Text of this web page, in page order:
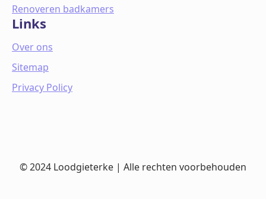
Renoveren badkamers
Links
Over ons
Sitemap
Privacy Policy
© 2024 Loodgieterke | Alle rechten voorbehouden